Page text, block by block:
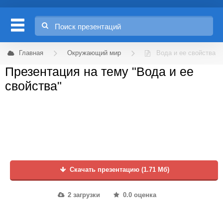
Главная Окружающий мир Вода и ее свойства
Презентация на тему "Вода и ее
свойства"
Скачать презентацию (1.71 Мб)
2 загрузки 0.0 оценка